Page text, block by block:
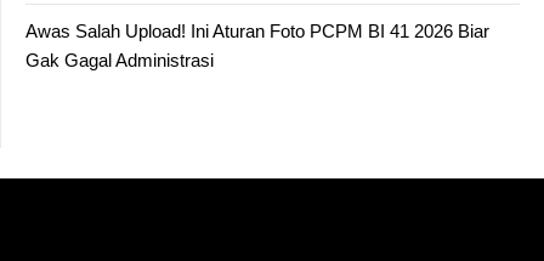
Awas Salah Upload! Ini Aturan Foto PCPM BI 41 2026 Biar
Gak Gagal Administrasi